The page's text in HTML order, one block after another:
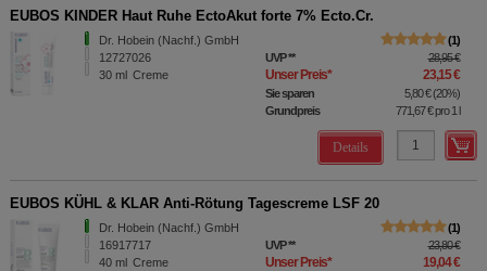
EUBOS KINDER Haut Ruhe EctoAkut forte 7% Ecto.Cr.
Dr. Hobein (Nachf.) GmbH
12727026
30 ml Creme
1
UVP** 28,95 €
Unser Preis* 23,15 €
Sie sparen 5,80 €(20%)
Grundpreis
771,67 €pro 1 l
Details
EUBOS KÜHL & KLAR Anti-Rötung Tagescreme LSF 20
Dr. Hobein (Nachf.) GmbH
16917717
40 ml Creme
1
UVP** 23,80 €
Unser Preis* 19,04 €